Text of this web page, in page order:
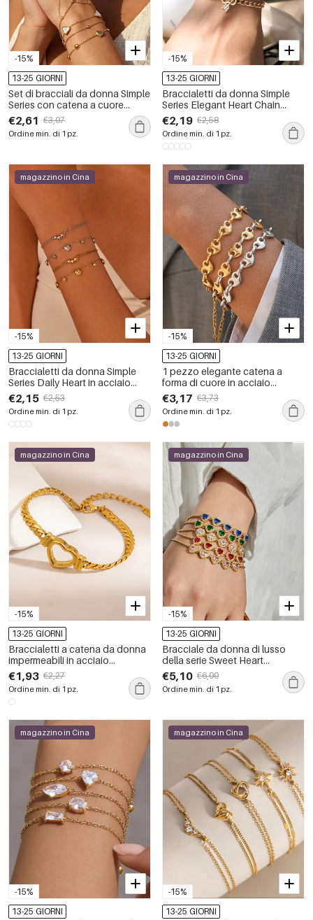
-15%
13-25 GIORNI
Set di bracciali da donna Simple
Series con catena a cuore
elegante, in acciaio inossidabile
impermeabile color oro.
€2,61 €3,07
Ordine min. di 1 pz.
-15%
13-25 GIORNI
Braccialetti da donna Simple
Series Elegant Heart Chain
Circle in acciaio inossidabile
impermeabile color oro
€2,19 €2,58
Ordine min. di 1 pz.
-15%
magazzino in Cina
13-25 GIORNI
Braccialetti da donna Simple
Series Daily Heart in acciaio
inossidabile impermeabile color
oro con catena.
€2,15 €2,53
Ordine min. di 1 pz.
-15%
magazzino in Cina
13-25 GIORNI
1 pezzo elegante catena a
forma di cuore in acciaio
inossidabile impermeabile color
oro braccialetti da donna set
€3,17 €3,73
Ordine min. di 1 pz.
-15%
magazzino in Cina
13-25 GIORNI
Braccialetti a catena da donna
impermeabili in acciaio
inossidabile con cuore
semplice della serie romantica
da 1 pezzo
€1,93 €2,27
Ordine min. di 1 pz.
-15%
magazzino in Cina
13-25 GIORNI
Bracciale da donna di lusso
della serie Sweet Heart
Patchwork in acciaio
inossidabile impermeabile con
zirconi.
€5,10 €6,00
Ordine min. di 1 pz.
-15%
magazzino in Cina
13-25 GIORNI
-15%
magazzino in Cina
13-25 GIORNI